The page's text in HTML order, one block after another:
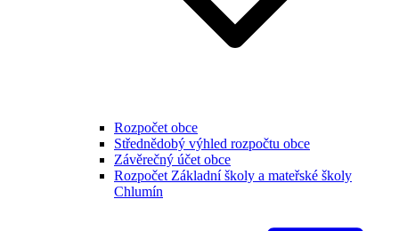
Rozpočet obce
Střednědobý výhled rozpočtu obce
Závěrečný účet obce
Rozpočet Základní školy a mateřské školy
Chlumín